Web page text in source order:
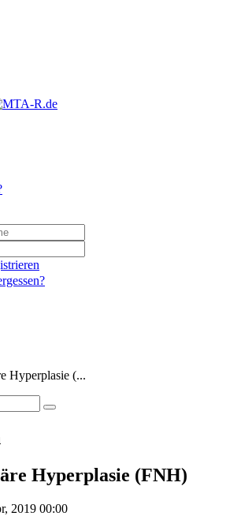
Hyperplasie (...
Hyperplasie (FNH)
2019 00:00